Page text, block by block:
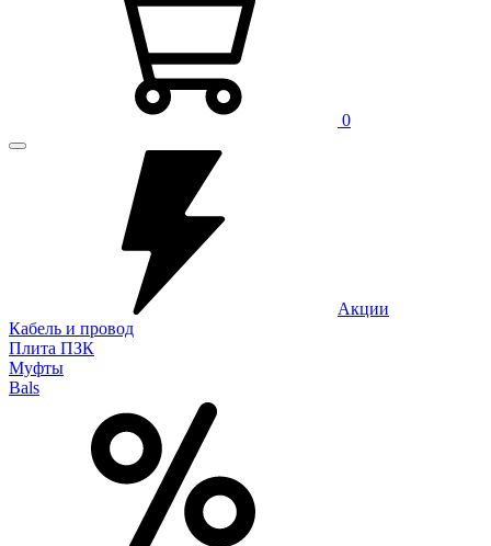
0
Акции
Кабель и провод
Плита ПЗК
Муфты
Bals